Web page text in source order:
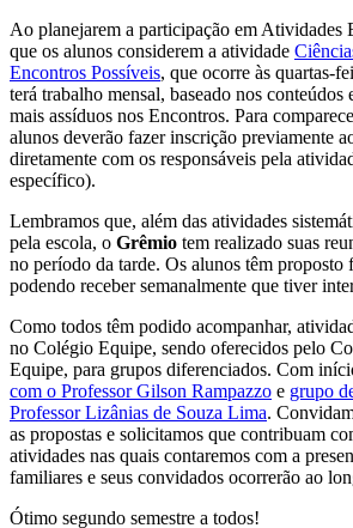
Ao planejarem a participação em Atividades
que os alunos considerem a atividade
Encontros Possíveis, que ocorre às quartas-
terá trabalho mensal, baseado nos conteúdos
mais assíduos nos Encontros. Para
alunos deverão fazer inscrição previamente
diretamente com os responsáveis pela
específico).
Lembramos que, além das atividades
pela escola, o Grêmio tem realizado suas
no período da tarde. Os alunos têm proposto
podendo receber semanalmente que tiver
Como todos têm podido acompanhar,
no Colégio Equipe, sendo oferecidos pelo
Equipe, para grupos diferenciados. Com
com o Professor Gilson Rampazzo e grupo
Professor Lizânias de Souza Lima.
as propostas e solicitamos que contribuam
atividades nas quais contaremos com a
familiares e seus convidados ocorrerão ao
Ótimo segundo semestre a todos!